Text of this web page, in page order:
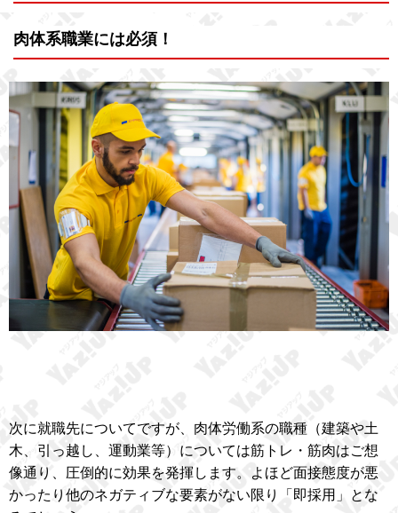
肉体系職業には必須！
次に就職先についてですが、肉体労働系の職種（建築や土
木、引っ越し、運動業等）については筋トレ・筋肉はご想
像通り、圧倒的に効果を発揮します。よほど面接態度が悪
かったり他のネガティブな要素がない限り「即採用」とな